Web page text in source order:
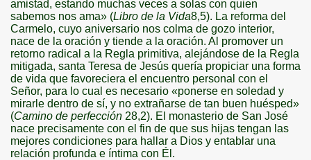
amistad, estando muchas veces a solas con quien
sabemos nos ama» (Libro de la Vida8,5). La reforma del
Carmelo, cuyo aniversario nos colma de gozo interior,
nace de la oración y tiende a la oración. Al promover un
retorno radical a la Regla primitiva, alejándose de la Regla
mitigada, santa Teresa de Jesús quería propiciar una forma
de vida que favoreciera el encuentro personal con el
Señor, para lo cual es necesario «ponerse en soledad y
mirarle dentro de sí, y no extrañarse de tan buen huésped»
(Camino de perfección 28,2). El monasterio de San José
nace precisamente con el fin de que sus hijas tengan las
mejores condiciones para hallar a Dios y entablar una
relación profunda e íntima con Él.